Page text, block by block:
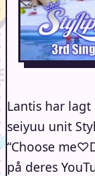
Lantis har
seiyuu unit
“Choose
på deres